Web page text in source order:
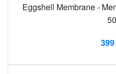
Eggshell Membrane -